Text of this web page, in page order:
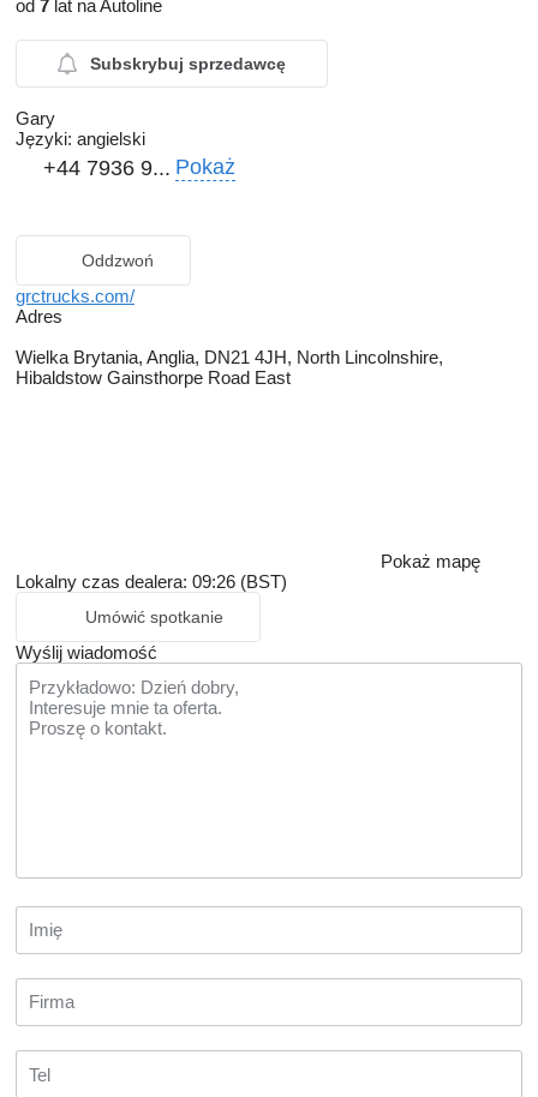
od 7 lat na Autoline
Subskrybuj sprzedawcę
Gary
Języki: angielski
+44 7936 9... Pokaż
Oddzwoń
grctrucks.com/
Adres
Wielka Brytania, Anglia, DN21 4JH, North Lincolnshire,
Hibaldstow Gainsthorpe Road East
Pokaż mapę
Lokalny czas dealera: 09:26 (BST)
Umówić spotkanie
Wyślij wiadomość